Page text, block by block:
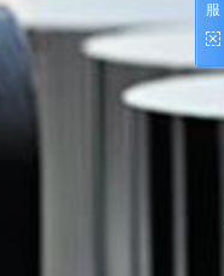
设备常见问题解
服